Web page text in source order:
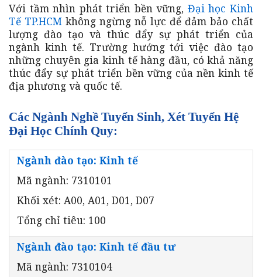
Với tầm nhìn phát triển bền vững, Đại học Kinh
Tế TP.HCM không ngừng nỗ lực để đảm bảo chất
lượng đào tạo và thúc đẩy sự phát triển của
ngành kinh tế. Trường hướng tới việc đào tạo
những chuyên gia kinh tế hàng đầu, có khả năng
thúc đẩy sự phát triển bền vững của nền kinh tế
địa phương và quốc tế.
Các Ngành Nghề Tuyển Sinh, Xét Tuyển Hệ
Đại Học Chính Quy:
Ngành đào tạo: Kinh tế
Mã ngành: 7310101
Khối xét: A00, A01, D01, D07
Tổng chỉ tiêu: 100
Ngành đào tạo: Kinh tế đầu tư
Mã ngành: 7310104